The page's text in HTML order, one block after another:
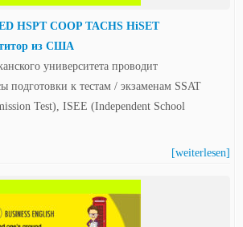
HSPT COOP TACHS HiSET
из США
университета проводит
подготовки к тестам / экзаменам SSAT
Test), ISEE (Independent School
[weiterlesen]